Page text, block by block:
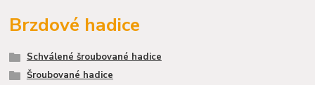
Brzdové hadice
Schválené šroubované hadice
Šroubované hadice